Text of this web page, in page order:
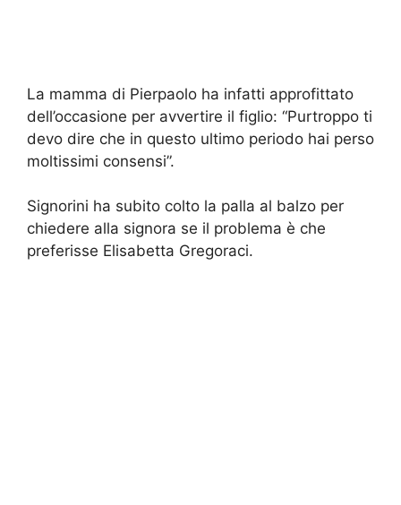
La mamma di Pierpaolo ha infatti approfittato
dell’occasione per avvertire il figlio: “Purtroppo ti
devo dire che in questo ultimo periodo hai perso
moltissimi consensi”.
Signorini ha subito colto la palla al balzo per
chiedere alla signora se il problema è che
preferisse Elisabetta Gregoraci.